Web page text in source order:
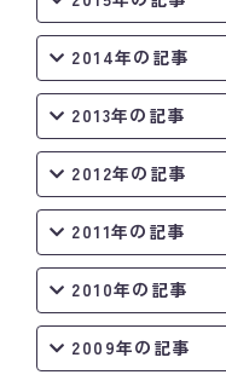
2014年の記事
2013年の記事
2012年の記事
2011年の記事
2010年の記事
2009年の記事